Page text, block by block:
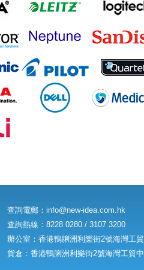
查詢電郵： info@new-idea.com.hk
查詢熱線：8228 0280 / 3107 3200
辦公室：香港鴨脷洲利樂街2號海灣工
貨倉：香港鴨脷洲利樂街2號海灣工貿